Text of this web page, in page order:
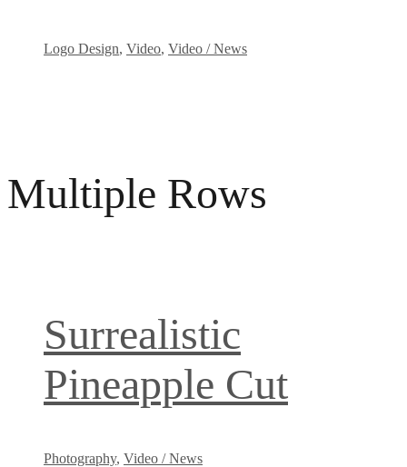
Logo Design, Video, Video / News
Multiple Rows
Surrealistic
Pineapple Cut
Photography, Video / News